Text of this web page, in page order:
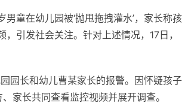
童在幼儿园被‘抛甩拖拽灌水’，家长称孩
引发社会关注。针对上述情况，17日，
园长和幼儿曹某家长的报警。因怀疑孩子
家长共同查看监控视频并展开调查。